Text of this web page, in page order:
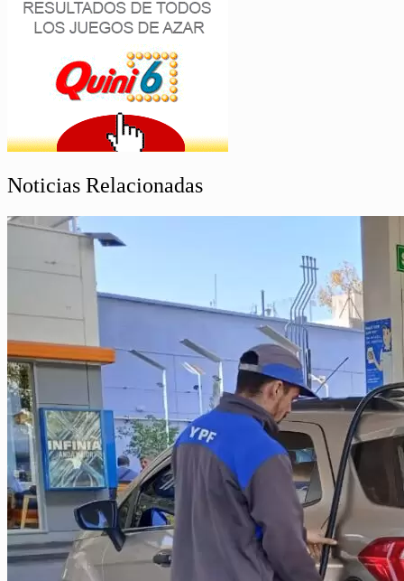
Noticias Relacionadas